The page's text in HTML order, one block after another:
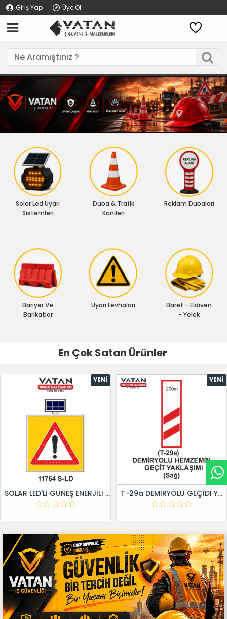
Giriş Yap Üye Ol
Solar Led Uyarı
Sistemleri
Duba & Trafik
Konileri
Reklam Dubaları
Bariyer Ve
Barikatlar
Uyarı Levhaları
Baret - Eldiven
- Yelek
En Çok Satan Ürünler
YENI
SOLAR LED'Lİ GÜNEŞ ENERJİLİ LEVHA
YENI
T-29a DEMİRYOLU GEÇİDİ YAKLAŞIM LEVHALARI (Sağ)